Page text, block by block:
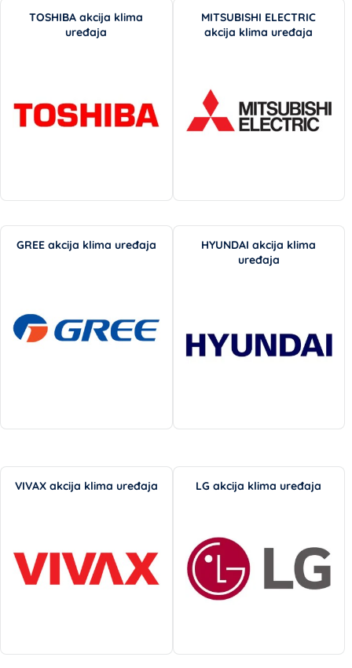
TOSHIBA akcija klima
uređaja
MITSUBISHI ELECTRIC
akcija klima uređaja
GREE akcija klima uređaja
HYUNDAI akcija klima
uređaja
VIVAX akcija klima uređaja LG akcija klima uređaja